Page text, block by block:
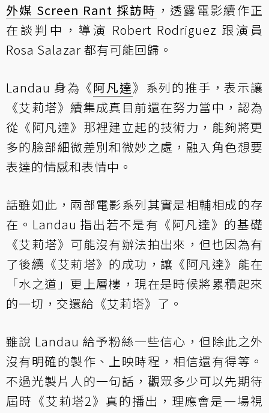
外媒 Screen Rant 採訪時 ，透露電影續作正
在談判中，導演 Robert Rodriguez 跟演員
Rosa Salazar 都有可能回歸。
Landau 身為《阿凡達》系列的推手，表示讓
《艾莉塔》續集成真目前還在努力當中，認為
從《阿凡達》那裡建立起的技術力，能夠將更
多的臉部細微差別和微妙之處，融入角色想要
表達的情感和表情中。
話雖如此，兩部電影系列其實是相輔相成的存
在。Landau 指出若不是有《阿凡達》的基礎
《艾莉塔》可能沒有辦法拍出來，但也因為有
了後續《艾莉塔》的成功，讓《阿凡達》能在
「水之道」更上層樓，現在是時候將累積起來
的一切，交還給《艾莉塔》了。
雖說 Landau 給予粉絲一些信心，但除此之外
沒有明確的製作、上映時程，相信還有得等。
不過光製片人的一句話，觀眾多少可以先期待
屆時《艾莉塔2》真的播出，理應會是一場視